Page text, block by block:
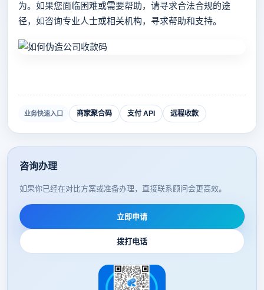
为。如果您面临困难或需要帮助，请寻求合法合规的途
径，如咨询专业人士或相关机构，寻求帮助和支持。
业务快速入口 商家聚合码 支付 API 远程收款
咨询办理
如果你已经在对比方案或准备办理，直接联系顾问会更高效。
立即申请
拨打电话